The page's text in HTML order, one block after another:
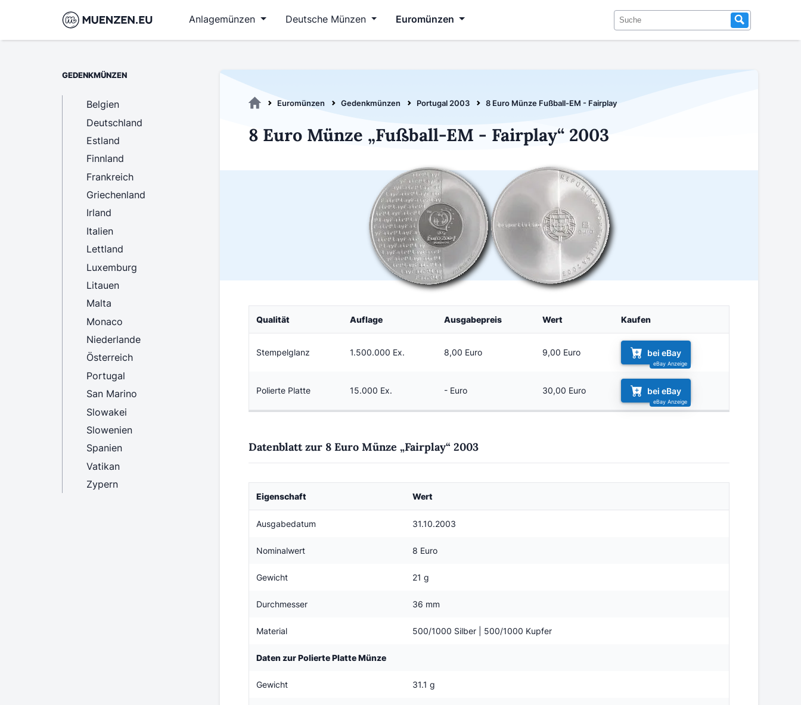
Anlagemünzen Deutsche Münzen Euromünzen
Euromünzen Gedenkmünzen Portugal 2003 8 Euro Münze Fußball-EM - Fairplay
8 Euro Münze „Fußball-EM - Fairplay“ 2003
Qualität Auflage Ausgabepreis Wert Kaufen
Stempelglanz 1.500.000 Ex. 8,00 Euro 9,00 Euro bei eBay
Polierte Platte 15.000 Ex. - Euro 30,00 Euro bei eBay
Datenblatt zur 8 Euro Münze „Fairplay“ 2003
Eigenschaft Wert
Ausgabedatum 31.10.2003
Nominalwert 8 Euro
Gewicht 21 g
Durchmesser 36 mm
Material 500/1000 Silber | 500/1000 Kupfer
Daten zur Polierte Platte Münze
Gewicht 31.1 g
GEDENKMÜNZEN
Belgien
Deutschland
Estland
Finnland
Frankreich
Griechenland
Irland
Italien
Lettland
Luxemburg
Litauen
Malta
Monaco
Niederlande
Österreich
Portugal
San Marino
Slowakei
Slowenien
Spanien
Vatikan
Zypern